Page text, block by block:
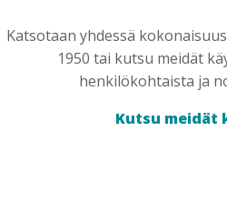
Katsotaan yhdessä
1950 tai kutsu meidät
henkilökohtaista ja
Kutsu meidät